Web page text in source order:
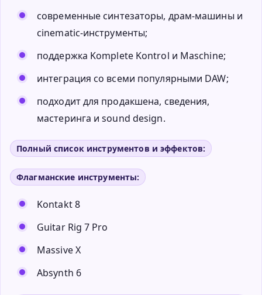
современные синтезаторы, драм-машины и
cinematic-инструменты;
поддержка Komplete Kontrol и Maschine;
интеграция со всеми популярными DAW;
подходит для продакшена, сведения,
мастеринга и sound design.
Полный список инструментов и эффектов:
Флагманские инструменты:
Kontakt 8
Guitar Rig 7 Pro
Massive X
Absynth 6